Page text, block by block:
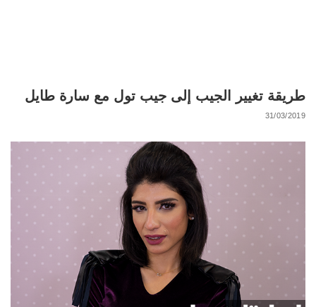
طريقة تغيير الجيب إلى جيب تول مع سارة طايل
31/03/2019